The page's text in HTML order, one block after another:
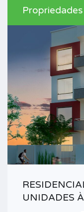
UNIDADES